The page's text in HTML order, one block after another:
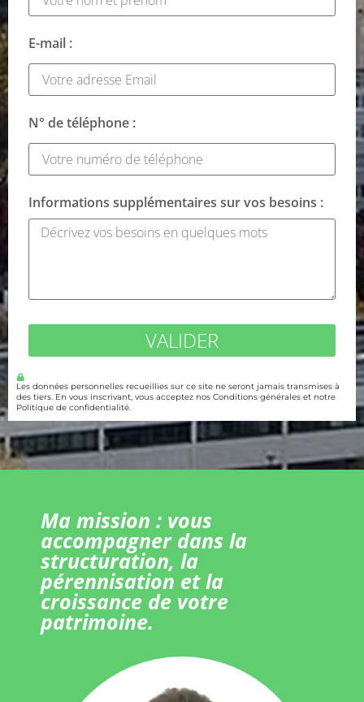
E-mail :
N° de téléphone :
Informations supplémentaires sur vos besoins :
VALIDER
Les données personnelles recueillies sur ce site ne seront jamais transmises à
des tiers. En vous inscrivant, vous acceptez nos Conditions générales et notre
Politique de confidentialité.
Ma mission : vous
accompagner dans la
structuration, la
pérennisation et la
croissance de votre
patrimoine.